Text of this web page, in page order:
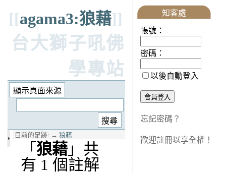
[[agama3:狼藉]]
台大獅子吼佛
學專站
目前的足跡: → 狼藉
「 狼藉 」共
有 1 個註解
知客處
帳號：
密碼：
以後自動登入
忘記密碼？
歡迎註冊以享全權！